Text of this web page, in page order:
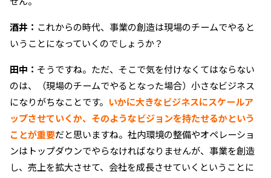
酒井： これからの時代、事業の創造は現場のチームでやると
いうことになっていくのでしょうか？
田中： そうですね。ただ、そこで気を付けなくてはならない
のは、（現場のチームでやるとなった場合）小さなビジネス
になりがちなことです。 いかに大きなビジネスにスケールア
ップさせていくか、そのようなビジョンを持たせるかという
ことが重要だと思いますね。社内環境の整備やオペレーショ
ンはトップダウンでやらなければなりませんが、事業を創造
し、売上を拡大させて、会社を成長させていくということに